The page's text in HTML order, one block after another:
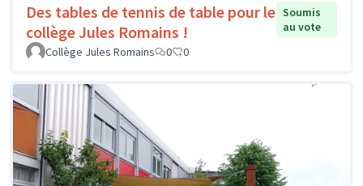
Des tables de tennis de table pour le
collège Jules Romains !
Soumis
au vote
Collège Jules Romains
0 0